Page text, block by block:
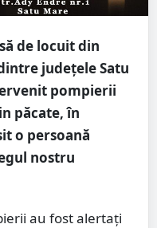
de locuit din
județele Satu
pompierii
păcate, în
o persoană
nostru
au fost alertați